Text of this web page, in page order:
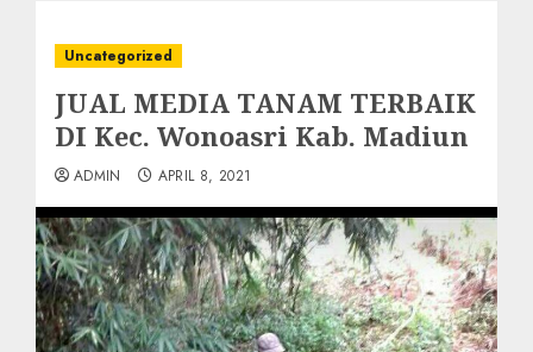
Uncategorized
JUAL MEDIA TANAM TERBAIK
DI Kec. Wonoasri Kab. Madiun
ADMIN APRIL 8, 2021